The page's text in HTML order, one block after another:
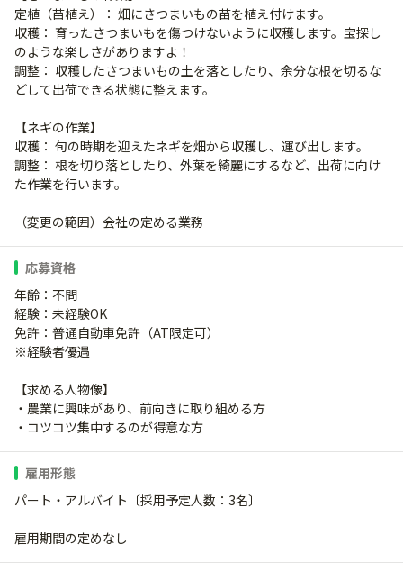
定植（苗植え）： 畑にさつまいもの苗を植え付けます。
収穫： 育ったさつまいもを傷つけないように収穫します。宝探し
のような楽しさがありますよ！
調整： 収穫したさつまいもの土を落としたり、余分な根を切るな
どして出荷できる状態に整えます。
【ネギの作業】
収穫： 旬の時期を迎えたネギを畑から収穫し、運び出します。
調整： 根を切り落としたり、外葉を綺麗にするなど、出荷に向け
た作業を行います。
（変更の範囲）会社の定める業務
応募資格
年齢：不問
経験：未経験OK
免許：普通自動車免許（AT限定可）
※経験者優遇
【求める人物像】
・農業に興味があり、前向きに取り組める方
・コツコツ集中するのが得意な方
雇用形態
パート・アルバイト〔採用予定人数：3名〕
雇用期間の定めなし